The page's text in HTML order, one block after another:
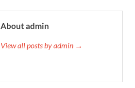
About admin
View all posts by admin →